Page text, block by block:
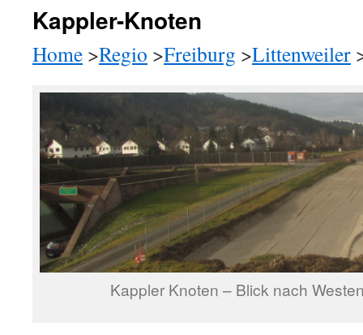
Kappler-Knoten
Home >Regio >Freiburg >Littenweiler
Kappler Knoten – Blick nach